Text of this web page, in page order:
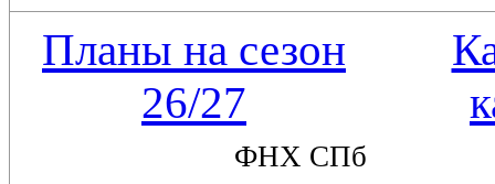
Планы на сезон
26/27
ФНХ СПб